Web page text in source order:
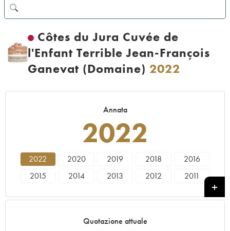
Côtes du Jura Cuvée de
l'Enfant Terrible Jean-François
Ganevat (Domaine) 2022
Annata
2022
2022 2020 2019 2018
2016
2015
2014 2013 2012
2011
Quotazione attuale